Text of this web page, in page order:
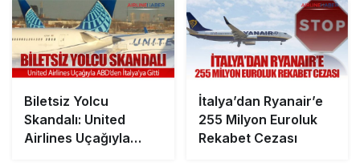
Biletsiz Yolcu
Skandalı: United
Airlines Uçağıyla
İtalya’dan Ryanair’e
255 Milyon Euroluk
Rekabet Cezası